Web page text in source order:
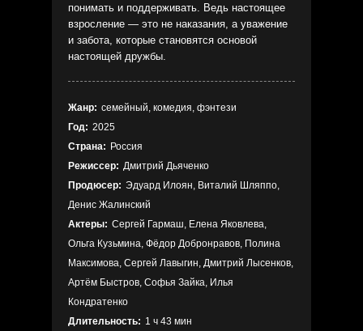
понимать и поддерживать. Ведь настоящее
взросление — это не наказания, а уважение
и забота, которые становятся основой
настоящей дружбы.
Жанр: семейный, комедия, фэнтези
Год: 2025
Страна: Россия
Режиссер: Дмитрий Дьяченко
Продюсер: Эдуард Илоян, Виталий Шляппо,
Денис Жалинский
Актеры: Сергей Гармаш, Елена Яковлева,
Ольга Кузьмина, Фёдор Добронравов, Полина
Максимова, Сергей Лавыгин, Дмитрий Лысенков,
Артём Быстров, Софья Зайка, Илья
Кондратенко
Длительность: 1 ч 43 мин